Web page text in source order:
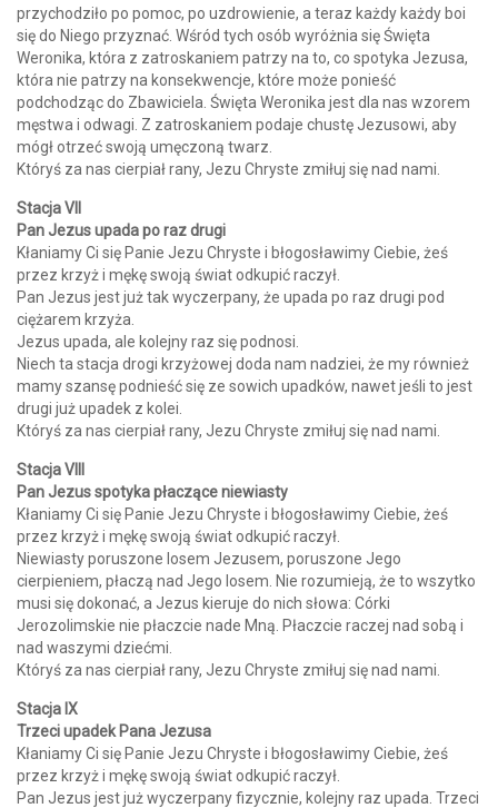
przychodziło po pomoc, po uzdrowienie, a teraz każdy każdy boi
się do Niego przyznać. Wśród tych osób wyróżnia się Święta
Weronika, która z zatroskaniem patrzy na to, co spotyka Jezusa,
która nie patrzy na konsekwencje, które może ponieść
podchodząc do Zbawiciela. Święta Weronika jest dla nas wzorem
męstwa i odwagi. Z zatroskaniem podaje chustę Jezusowi, aby
mógł otrzeć swoją umęczoną twarz.
Któryś za nas cierpiał rany, Jezu Chryste zmiłuj się nad nami.
Stacja VII
Pan Jezus upada po raz drugi
Kłaniamy Ci się Panie Jezu Chryste i błogosławimy Ciebie, żeś
przez krzyż i mękę swoją świat odkupić raczył.
Pan Jezus jest już tak wyczerpany, że upada po raz drugi pod
ciężarem krzyża.
Jezus upada, ale kolejny raz się podnosi.
Niech ta stacja drogi krzyżowej doda nam nadziei, że my również
mamy szansę podnieść się ze sowich upadków, nawet jeśli to jest
drugi już upadek z kolei.
Któryś za nas cierpiał rany, Jezu Chryste zmiłuj się nad nami.
Stacja VIII
Pan Jezus spotyka płaczące niewiasty
Kłaniamy Ci się Panie Jezu Chryste i błogosławimy Ciebie, żeś
przez krzyż i mękę swoją świat odkupić raczył.
Niewiasty poruszone losem Jezusem, poruszone Jego
cierpieniem, płaczą nad Jego losem. Nie rozumieją, że to wszytko
musi się dokonać, a Jezus kieruje do nich słowa: Córki
Jerozolimskie nie płaczcie nade Mną. Płaczcie raczej nad sobą i
nad waszymi dziećmi.
Któryś za nas cierpiał rany, Jezu Chryste zmiłuj się nad nami.
Stacja IX
Trzeci upadek Pana Jezusa
Kłaniamy Ci się Panie Jezu Chryste i błogosławimy Ciebie, żeś
przez krzyż i mękę swoją świat odkupić raczył.
Pan Jezus jest już wyczerpany fizycznie, kolejny raz upada. Trzeci